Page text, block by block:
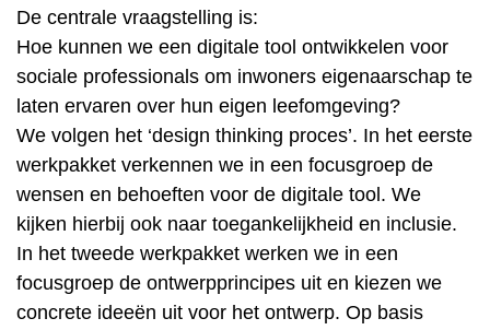
De centrale vraagstelling is:
Hoe kunnen we een digitale tool ontwikkelen voor
sociale professionals om inwoners eigenaarschap te
laten ervaren over hun eigen leefomgeving?
We volgen het ‘design thinking proces’. In het eerste
werkpakket verkennen we in een focusgroep de
wensen en behoeften voor de digitale tool. We
kijken hierbij ook naar toegankelijkheid en inclusie.
In het tweede werkpakket werken we in een
focusgroep de ontwerpprincipes uit en kiezen we
concrete ideeën uit voor het ontwerp. Op basis